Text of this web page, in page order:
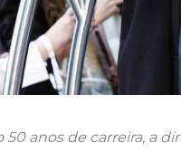
50 anos de carreira, a